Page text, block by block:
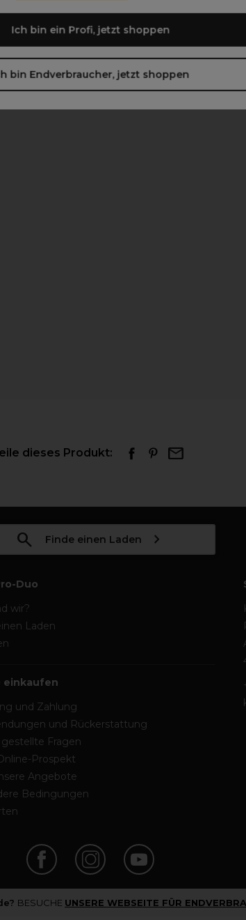
Ich bin ein Profi, jetzt shoppen
bin Endverbraucher, jetzt shoppen
dieses Produkt:
Finde einen Laden
Duo
wir?
Laden
einkaufen
und Zahlung
und Rückerstattung
Fragen
Prospekt
Angebote
Bedingungen
BESUCHE UNSERE WEBSEITE FÜR